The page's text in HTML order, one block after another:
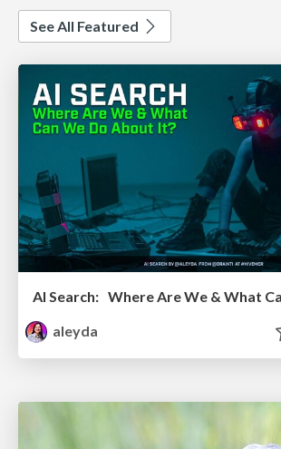
See All Featured
aleyda